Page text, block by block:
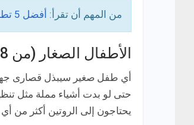
من المهم أن تقرأ: أفضل 5 تطبيقات لتعليم العناية بالأطفال حديثي الولادة والرضع مجاناً للاندرويد!
الأطفال الصغار (من 18 شهرًا إلى عامين ونصف)
أي طفل صغير سيبذل قصارى جهده
حتى لو بدت أشياء مملة مثل
يحتاجون إلى الروتين أكثر من